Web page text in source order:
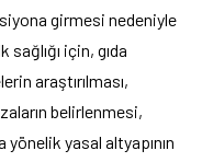
girmesi nedeniyle
için, gıda
araştırılması,
belirlenmesi,
yasal altyapının